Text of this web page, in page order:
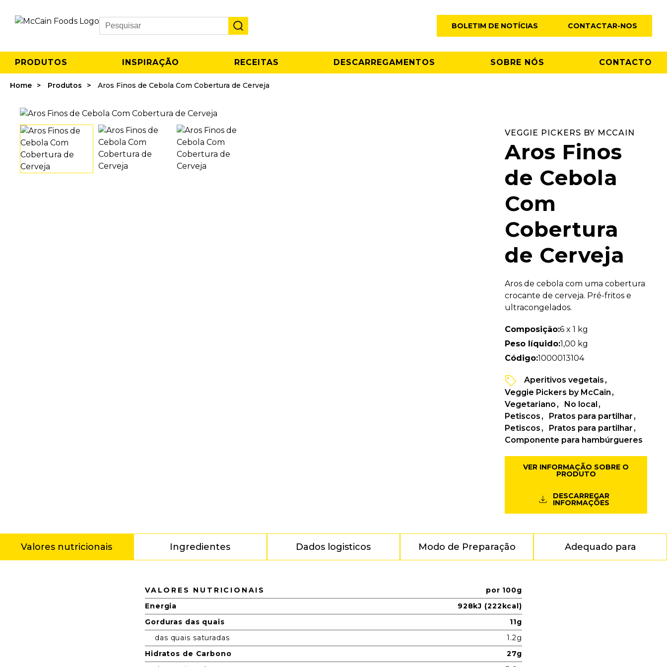
Search
BOLETIM DE NOTÍCIAS CONTACTAR-NOS
PRODUTOS INSPIRAÇÃO RECEITAS DESCARREGAMENTOS SOBRE NÓS CONTACTO
Home Produtos Aros Finos de Cebola Com Cobertura de Cerveja
VEGGIE PICKERS BY MCCAIN
Aros Finos
de Cebola
Com
Cobertura
de Cerveja
Aros de cebola com uma cobertura
crocante de cerveja. Pré-fritos e
ultracongelados.
Composição:6 x 1 kg
Peso líquido:1,00 kg
Código:1000013104
Aperitivos vegetais
Veggie Pickers by McCain
Vegetariano
No local
Petiscos
Pratos para partilhar
Petiscos
Pratos para partilhar
Componente para hambúrgueres
VER INFORMAÇÃO SOBRE O
PRODUTO
DESCARREGAR
INFORMAÇÕES
Valores nutricionais Ingredientes Dados logisticos Modo de Preparação Adequado para
Valores nutricionaisVALORES NUTRICIONAIS
por 100g
Energia
928kJ (222kcal)
Gorduras das quais
11g
das quais saturadas
1.2g
Hidratos de Carbono
27g